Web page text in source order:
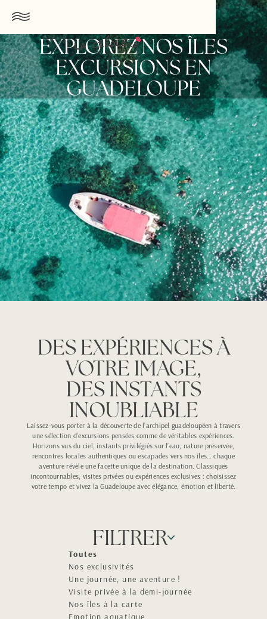
EXPLOREZ NOS ÎLES
EXCURSIONS EN
GUADELOUPE
DES EXPÉRIENCES À
VOTRE IMAGE,
DES INSTANTS
INOUBLIABLE
Laissez-vous porter à la découverte de l’archipel guadeloupéen à travers
une sélection d’excursions pensées comme de véritables expériences.
Horizons vus du ciel, instants privilégiés sur l’eau, nature préservée,
rencontres locales authentiques ou escapades vers nos îles… chaque
aventure révèle une facette unique de la destination. Classiques
incontournables, visites privées ou expériences exclusives : choisissez
votre tempo et vivez la Guadeloupe avec élégance, émotion et liberté.
FILTRER
Toutes
Nos exclusivités
Une journée, une aventure !
Visite privée à la demi-journée
Nos îles à la carte
Emotion aquatique